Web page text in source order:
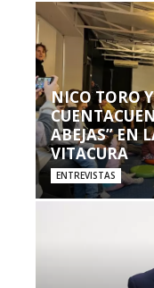
NICO TORO
ABEJAS” EN
VITACURA
ENTREVISTAS